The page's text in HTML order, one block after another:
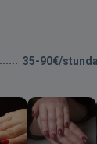
35-90€/stunda